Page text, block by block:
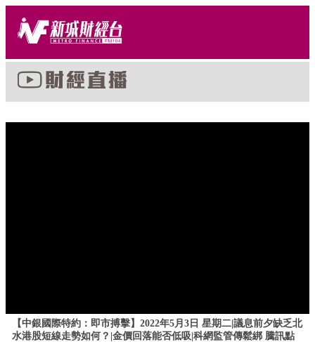
【中銀國際特約：即市搏擊】2022年5月3日 星期二|議息前夕缺乏北
水港股短線走勢如何？|金價回落能否低吸|科網監管傳鬆綁 騰訊點